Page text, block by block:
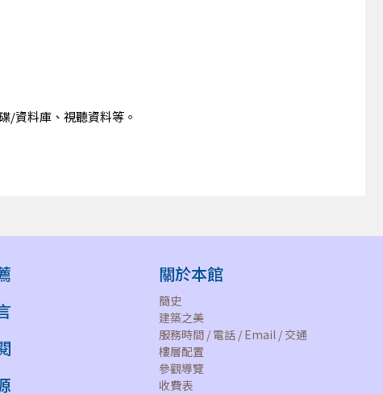
/資料庫、視聽資料等。
關於本館
簡史
建築之美
服務時間 / 電話 / Email / 交通
樓層配置
參觀導覽
收費表